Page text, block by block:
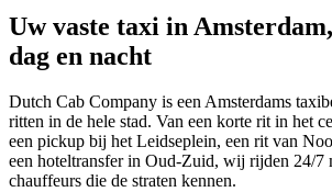
Uw vaste taxi in
dag en nacht
Dutch Cab Company is een Amsterdams
ritten in de hele stad. Van een korte rit in het
een pickup bij het Leidseplein, een rit van
een hoteltransfer in Oud-Zuid, wij rijden 24/7
chauffeurs die de straten kennen.